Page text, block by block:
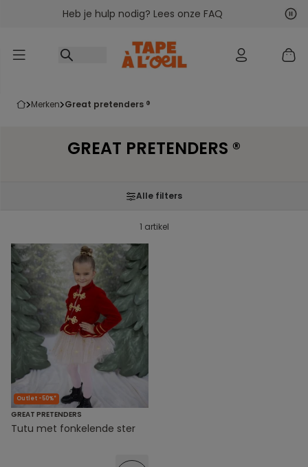
Ga naar inhoudHeb je hulp nodig? Lees onze FAQ
merken great pretenders ®
GREAT PRETENDERS ®
Alle filters
1 artikel
Outlet -50%*
GREAT PRETENDERS
Tutu met fonkelende ster